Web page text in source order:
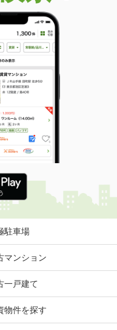
駐車場
マンション
一戸建て
物件を探す